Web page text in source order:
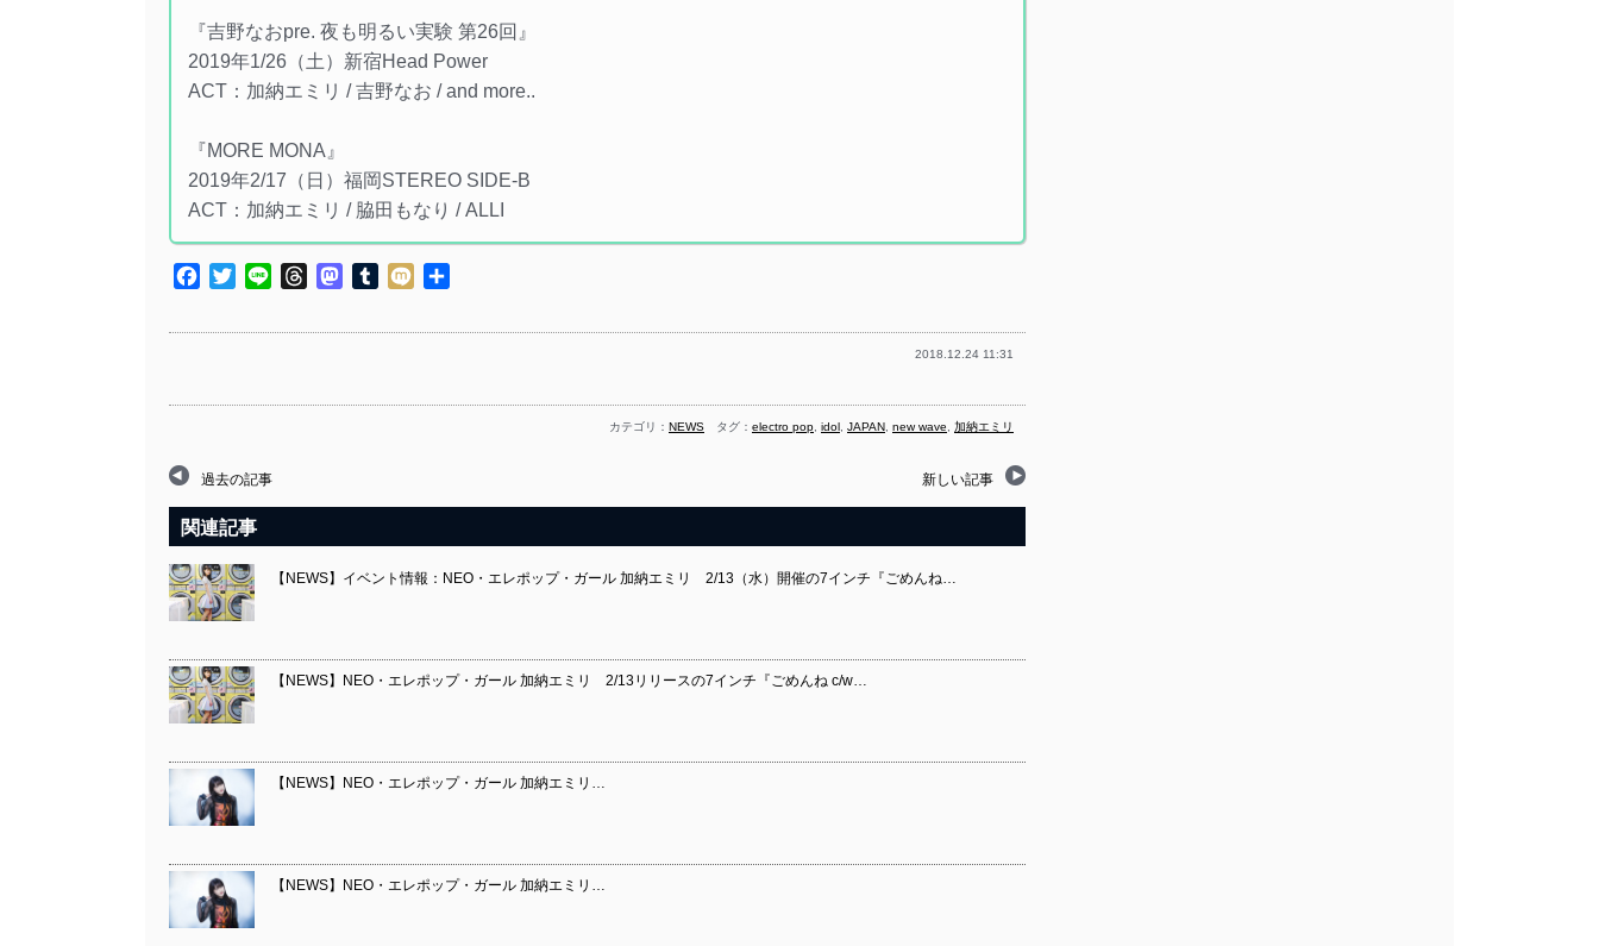
『吉野なおpre. 夜も明るい実験 第26回』
2019年1/26（土）新宿Head Power
ACT：加納エミリ / 吉野なお / and more..
『MORE MONA』
2019年2/17（日）福岡STEREO SIDE-B
ACT：加納エミリ / 脇田もなり / ALLI
Facebook
TwitterLine ThreadsMastodon
TumblrMixi
2018.12.24 11:31
カテゴリ： NEWS タグ： electro pop idol JAPAN new wave 加納エミリ
過去の記事 新しい記事
関連記事
【NEWS】イベント情報：NEO・エレポップ・ガール 加納エミリ 2/13（水）開催の7インチ『ごめんね…
【NEWS】NEO・エレポップ・ガール 加納エミリ 2/13リリースの7インチ『ごめんね c/w…
【NEWS】NEO・エレポップ・ガール 加納エミリ…
【NEWS】NEO・エレポップ・ガール 加納エミリ…